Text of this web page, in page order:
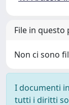
File in
Non ci sono
I documenti
tutti i diritti